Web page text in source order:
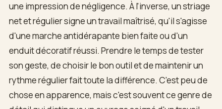
une impression de négligence. À l'inverse, un striage
net et régulier signe un travail maîtrisé, qu'il s'agisse
d'une marche antidérapante bien faite ou d'un
enduit décoratif réussi. Prendre le temps de tester
son geste, de choisir le bon outil et de maintenir un
rythme régulier fait toute la différence. C'est peu de
chose en apparence, mais c'est souvent ce genre de